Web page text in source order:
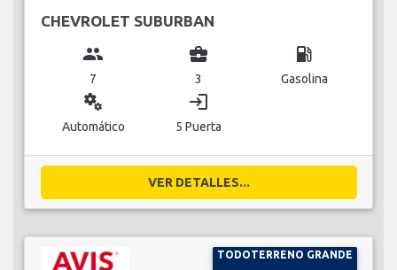
CHEVROLET SUBURBAN
group
7
business_center
3
local_gas_station
Gasolina
miscellaneous_services
Automático
login
5 Puerta
VER DETALLES...
TODOTERRENO GRANDE